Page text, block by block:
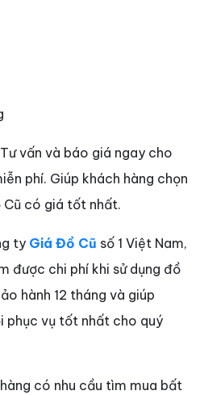
vấn và báo giá ngay cho
phí. Giúp khách hàng chọn
có giá tốt nhất.
ty Giá Đồ Cũ số 1 Việt Nam,
được chi phí khi sử dụng đồ
hành 12 tháng và giúp
phục vụ tốt nhất cho quý
có nhu cầu tìm mua bất